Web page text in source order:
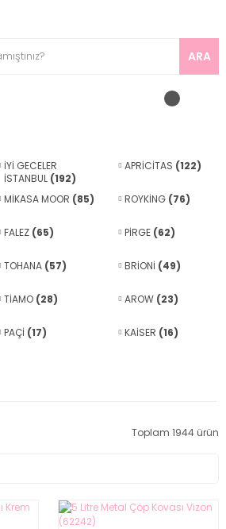
ARA
İYİ GECELER
İSTANBUL (192)
APRİCİTAS (122)
MİKASA MOOR (85) ROYKİNG (76)
FALEZ (65) PİRGE (62)
TOHANA (57) BRİONİ (49)
TİAMO (28) AROW (23)
PAÇİ (17) KAİSER (16)
Toplam 1944 ürün